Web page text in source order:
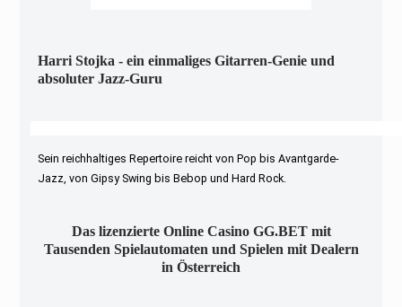
Harri Stojka - ein einmaliges Gitarren-Genie und
absoluter Jazz-Guru
Sein reichhaltiges Repertoire reicht von Pop bis Avantgarde-
Jazz, von Gipsy Swing bis Bebop und Hard Rock.
Das lizenzierte Online Casino GG.BET mit
Tausenden Spielautomaten und Spielen mit Dealern
in Österreich